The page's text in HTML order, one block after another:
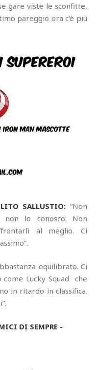
gare viste le sconfitte,
pareggio ora c’è più
SALLUSTIO: “Non
lo conosco. Non
al meglio. Ci
equilibrato. Ci
Lucky Squad che
in ritardo in classifica.
DI SEMPRE -